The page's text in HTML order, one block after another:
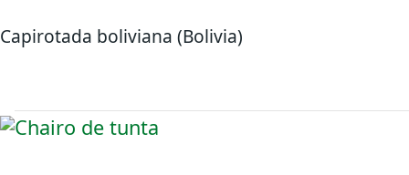
Capirotada boliviana (Bolivia)